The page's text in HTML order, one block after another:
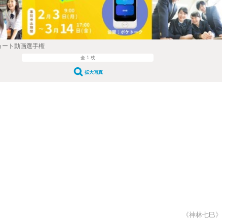
ート動画選手権
全 1 枚
拡大写真
《神林七巳》